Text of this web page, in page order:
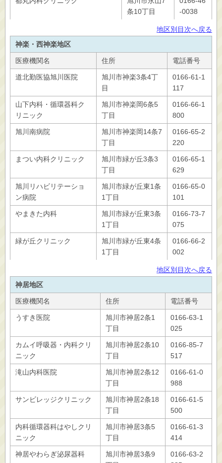
条10丁目
-0038
地区別目次へ戻る
神楽・西神楽地区
医療機関名 住所 電話番号
道北勤医協旭川医院
旭川市神楽3条4丁
目
0166-61-1
117
山下内科・循環器科ク
リニック
旭川市神楽岡6条5
丁目
0166-66-1
800
旭川南病院
旭川市神楽岡14条7
丁目
0166-65-2
220
まつい内科クリニック
旭川市緑が丘3条3
丁目
0166-65-1
629
旭川リハビリテーショ
ン病院
旭川市緑が丘東1条
1丁目
0166-65-0
101
やまきた内科
旭川市緑が丘東3条
1丁目
0166-73-7
075
緑が丘クリニック
旭川市緑が丘東4条
1丁目
0166-66-2
002
地区別目次へ戻る
神居地区
医療機関名 住所 電話番号
うすき医院
旭川市神居2条1
丁目
0166-63-1
025
カムイ呼吸器・内科クリ
ニック
旭川市神居2条10
丁目
0166-85-7
517
滝山内科医院
旭川市神居2条12
丁目
0166-61-0
988
サンビレッジクリニック
旭川市神居2条18
丁目
0166-61-5
500
内科循環器科はやしクリ
ニック
旭川市神居3条5
丁目
0166-61-3
414
神居やわらぎ泌尿器科
旭川市神居3条9
0166-63-2